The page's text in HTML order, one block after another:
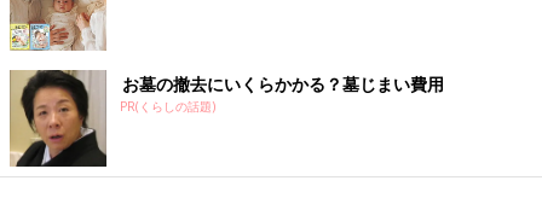
お墓の撤去にいくらかかる？墓じまい費用
PR(くらしの話題)